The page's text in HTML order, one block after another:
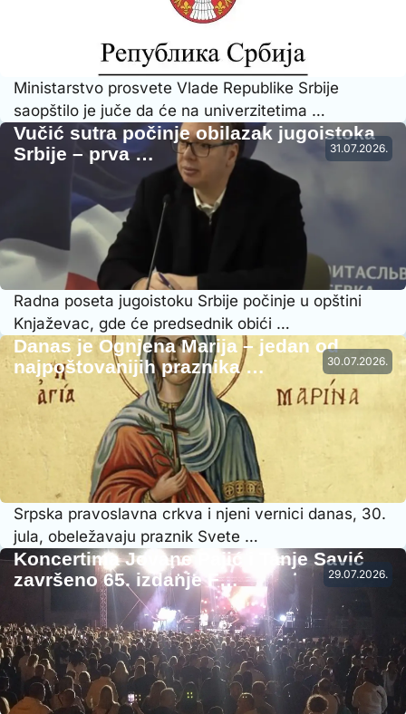
Ministarstvo prosvete Vlade Republike Srbije
saopštilo je juče da će na univerzitetima …
31.07.2026.
Vučić sutra počinje obilazak jugoistoka
Srbije – prva …
Radna poseta jugoistoku Srbije počinje u opštini
Knjaževac, gde će predsednik obići …
30.07.2026.
Danas je Ognjena Marija – jedan od
najpoštovanijih praznika …
Srpska pravoslavna crkva i njeni vernici danas, 30.
jula, obeležavaju praznik Svete …
29.07.2026.
Koncertima Jovane Pajić i Tanje Savić
završeno 65. izdanje F…